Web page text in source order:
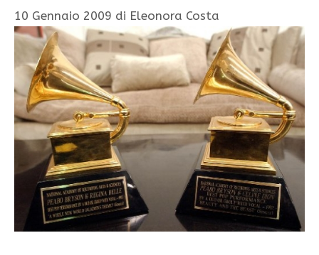
10 Gennaio 2009 di Eleonora Costa